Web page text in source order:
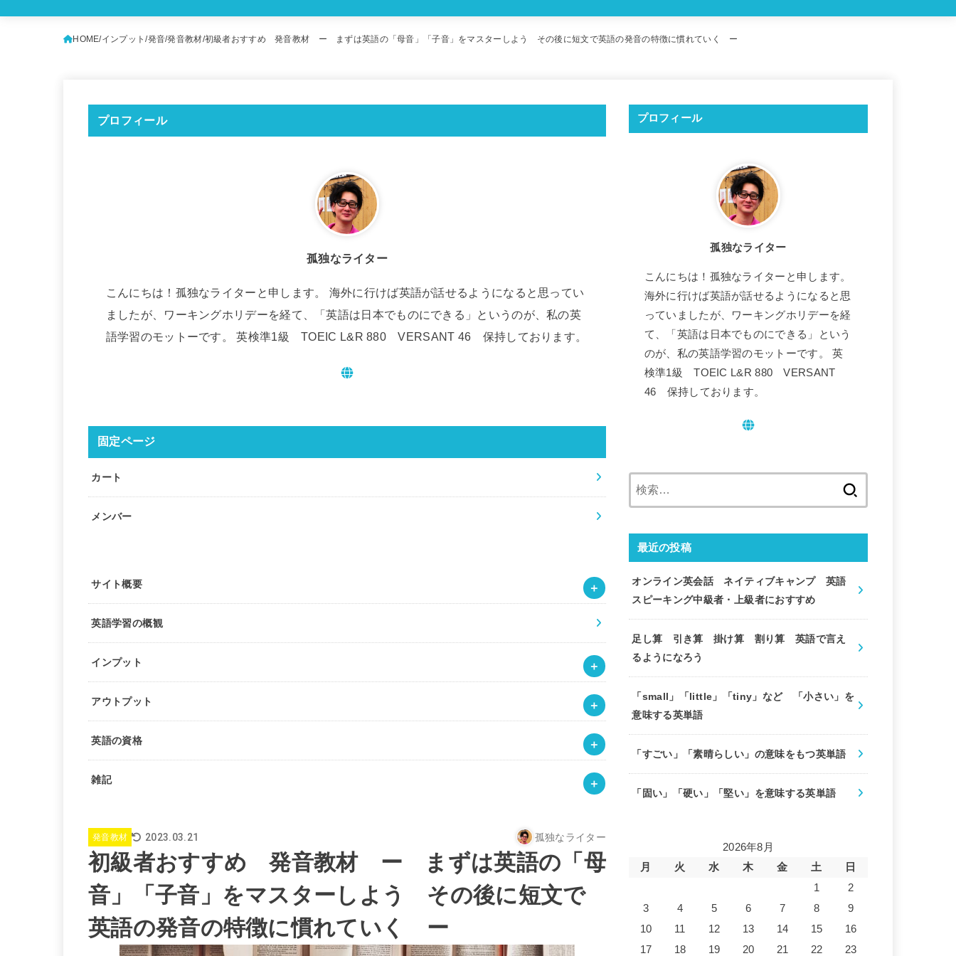
HOME インプット 発音 発音教材 初級者おすすめ 発音教材 ー まずは英語の「母音」「子音」をマスターしよう その後に短文で英語の発音の特徴に慣れていく ー
プロフィール
孤独なライター
こんにちは！孤独なライターと申します。 海外に行けば英語が話せるようになると思ってい
ましたが、ワーキングホリデーを経て、「英語は日本でものにできる」というのが、私の英
語学習のモットーです。 英検準1級 TOEIC L&R 880 VERSANT 46 保持しております。
固定ページ
カート
メンバー
サイト概要
英語学習の概観
インプット
アウトプット
英語の資格
雑記
発音教材 2023.03.21 孤独なライター
初級者おすすめ 発音教材 ー まずは英語の「母
音」「子音」をマスターしよう その後に短文で
英語の発音の特徴に慣れていく ー
プロフィール
孤独なライター
こんにちは！孤独なライターと申します。
海外に行けば英語が話せるようになると思
っていましたが、ワーキングホリデーを経
て、「英語は日本でものにできる」という
のが、私の英語学習のモットーです。 英
検準1級 TOEIC L&R 880 VERSANT
46 保持しております。
最近の投稿
オンライン英会話 ネイティブキャンプ 英語
スピーキング中級者・上級者におすすめ
足し算 引き算 掛け算 割り算 英語で言え
るようになろう
「small」「little」「tiny」など 「小さい」を
意味する英単語
「すごい」「素晴らしい」の意味をもつ英単語
「固い」「硬い」「堅い」を意味する英単語
2026年8月
月
火 水 木 金 土
日
1
2
3
4 5 6 7 8
9
10
11 12 13 14 15
16
17
18 19 20 21 22 23